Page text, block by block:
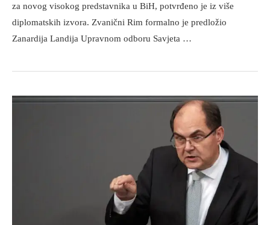
za novog visokog predstavnika u BiH, potvrđeno je iz više
diplomatskih izvora. Zvanični Rim formalno je predložio
Zanardija Landija Upravnom odboru Savjeta …